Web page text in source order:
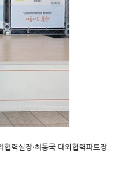
력실장·최동국 대외협력파트장